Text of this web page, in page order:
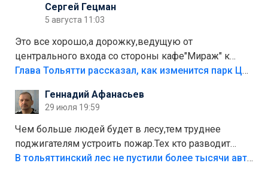
Сергей Гецман
5 августа 11:03
Это все хорошо,а дорожку,ведущую от
центрального входа со стороны кафе"Мираж" к
аттракционам слабо доделать?А то бордюры
лежала в парке и испортилась.Да еще,видимо,часть
украли.
Глава Тольятти рассказал, как изменится парк Центрального района
Геннадий Афанасьев
29 июля 19:59
Чем больше людей будет в лесу,тем труднее
поджигателям устроить пожар.Тех кто разводит
костры,тех надо безбожно штрафовать.Камер полно
В тольяттинский лес не пустили более тысячи автомобилей